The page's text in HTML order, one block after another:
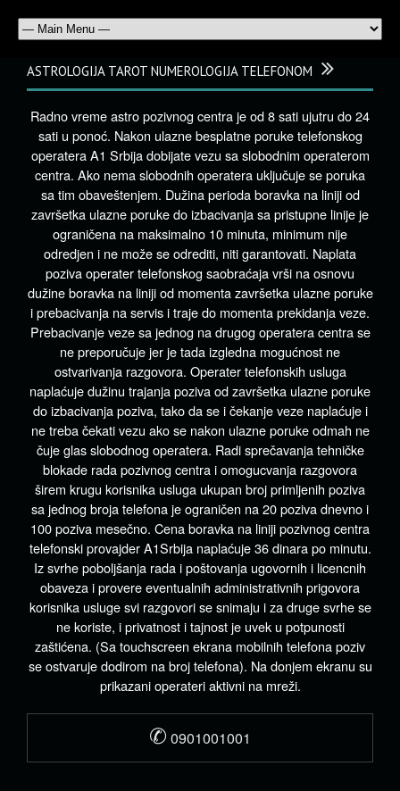
ASTROLOGIJA TAROT NUMEROLOGIJA TELEFONOM
Radno vreme astro pozivnog centra je od 8 sati ujutru do 24
sati u ponoć. Nakon ulazne besplatne poruke telefonskog
operatera A1 Srbija dobijate vezu sa slobodnim operaterom
centra. Ako nema slobodnih operatera uključuje se poruka
sa tim obaveštenjem. Dužina perioda boravka na liniji od
završetka ulazne poruke do izbacivanja sa pristupne linije je
ograničena na maksimalno 10 minuta, minimum nije
odredjen i ne može se odrediti, niti garantovati. Naplata
poziva operater telefonskog saobraćaja vrši na osnovu
dužine boravka na liniji od momenta završetka ulazne poruke
i prebacivanja na servis i traje do momenta prekidanja veze.
Prebacivanje veze sa jednog na drugog operatera centra se
ne preporučuje jer je tada izgledna mogućnost ne
ostvarivanja razgovora. Operater telefonskih usluga
naplaćuje dužinu trajanja poziva od završetka ulazne poruke
do izbacivanja poziva, tako da se i čekanje veze naplaćuje i
ne treba čekati vezu ako se nakon ulazne poruke odmah ne
čuje glas slobodnog operatera. Radi sprečavanja tehničke
blokade rada pozivnog centra i omogucvanja razgovora
širem krugu korisnika usluga ukupan broj primljenih poziva
sa jednog broja telefona je ograničen na 20 poziva dnevno i
100 poziva mesečno. Cena boravka na liniji pozivnog centra
telefonski provajder A1Srbija naplaćuje 36 dinara po minutu.
Iz svrhe poboljšanja rada i poštovanja ugovornih i licencnih
obaveza i provere eventualnih administrativnih prigovora
korisnika usluge svi razgovori se snimaju i za druge svrhe se
ne koriste, i privatnost i tajnost je uvek u potpunosti
zaštićena. (Sa touchscreen ekrana mobilnih telefona poziv
se ostvaruje dodirom na broj telefona). Na donjem ekranu su
prikazani operateri aktivni na mreži.
✆ 0901001001